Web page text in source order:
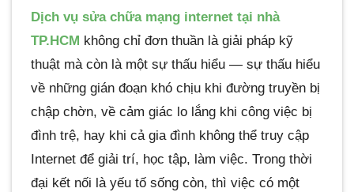
Dịch vụ sửa chữa mạng internet tại nhà
TP.HCM không chỉ đơn thuần là giải pháp kỹ
thuật mà còn là một sự thấu hiểu — sự thấu hiểu
về những gián đoạn khó chịu khi đường truyền bị
chập chờn, về cảm giác lo lắng khi công việc bị
đình trệ, hay khi cả gia đình không thể truy cập
Internet để giải trí, học tập, làm việc. Trong thời
đại kết nối là yếu tố sống còn, thì việc có một